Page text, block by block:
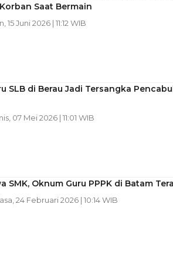
Saat Bermain
15 Juni 2026 | 11:12 WIB
SLB di Berau Jadi Tersangka
07 Mei 2026 | 11:01 WIB
SMK, Oknum Guru PPPK di Batam
24 Februari 2026 | 10:14 WIB